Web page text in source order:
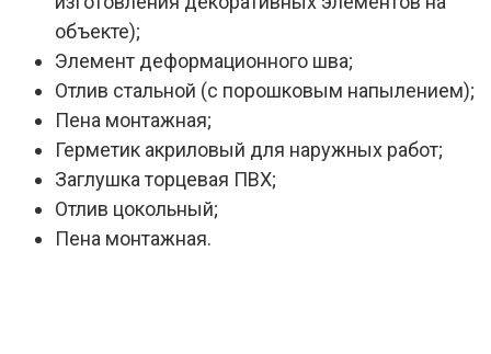
объекте);
Элемент деформационного шва;
Отлив стальной (с порошковым напылением);
Пена монтажная;
Герметик акриловый для наружных работ;
Заглушка торцевая ПВХ;
Отлив цокольный;
Пена монтажная.